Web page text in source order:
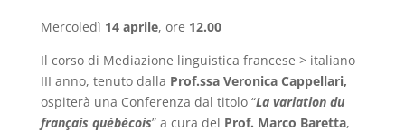
Mercoledì 14 aprile, ore 12.00
Il corso di Mediazione linguistica francese > italiano
III anno, tenuto dalla Prof.ssa Veronica Cappellari,
ospiterà una Conferenza dal titolo “La variation du
français québécois” a cura del Prof. Marco Baretta,